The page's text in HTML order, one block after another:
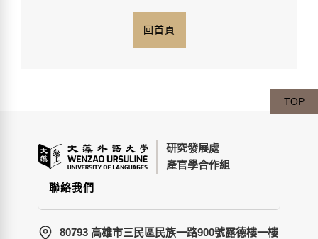
回首頁
研究發展處
產官學合作組
聯絡我們
80793 高雄市三民區民族一路900號露德樓一樓
TOP